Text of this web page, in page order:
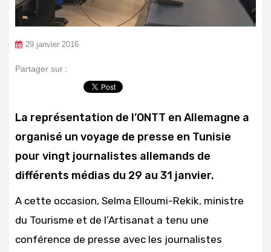
29 janvier 2016
Partager sur :
La représentation de l’ONTT en Allemagne a
organisé un voyage de presse en Tunisie
pour vingt journalistes allemands de
différents médias du 29 au 31 janvier.
A cette occasion, Selma Elloumi-Rekik, ministre
du Tourisme et de l’Artisanat a tenu une
conférence de presse avec les journalistes